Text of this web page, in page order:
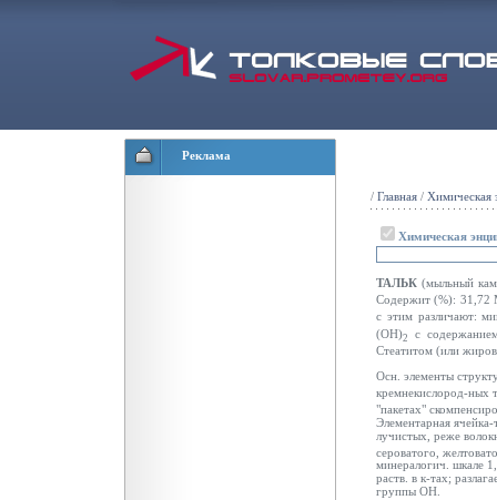
Реклама
/ Главная / Химическая
Химическая
ТАЛЬК (мыльный
Содержит (%): 31,72
с этим различают:
(OH)2
с
Стеатитом (или
Осн. элементы
кремнекислород-ных
"пакетах"
Элементарная
лучистых, реже
сероватого,
минералогич. шкале
раств. в к-тах;
группы ОН.